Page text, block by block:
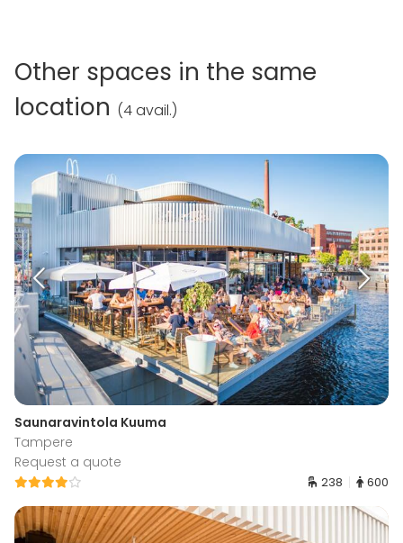
Other spaces in the same
location (4 avail.)
Saunaravintola Kuuma
Tampere
Request a quote
238 600